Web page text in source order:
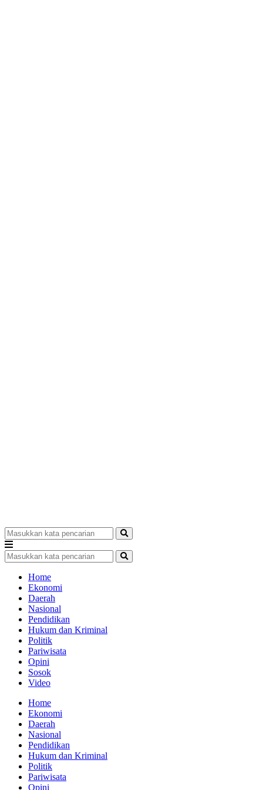
Home
Ekonomi
Daerah
Nasional
Pendidikan
Hukum dan Kriminal
Politik
Pariwisata
Opini
Sosok
Video
Home
Ekonomi
Daerah
Nasional
Pendidikan
Hukum dan Kriminal
Politik
Pariwisata
Opini